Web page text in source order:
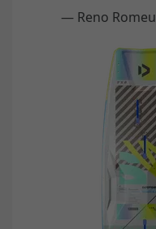
— Reno Romeu